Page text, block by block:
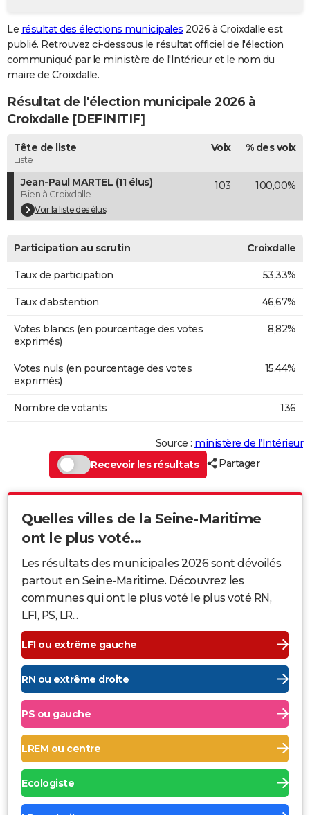
GUIDES D'ACHAT
BONS PLANS
CARTE DE VOEUX
Carte de Noël
Carte Bonne année
Carte Saint-Valentin
Carte Pâques
Carte d'anniversaire
Dictionnaire
Biographies
Citations
Expressions
Proverbes
PROGRAMME TV
COPAINS D'AVANT
S'inscrire
Se connecter
Lycées
Collèges
Primaires
Universités
Entreprises
Service militaire
Avis de recherche
AVIS DE DÉCÈS
FORUM
Le résultat des élections municipales 2026 à Croixdalle est
publié. Retrouvez ci-dessous le résultat officiel de l'élection
communiqué par le ministère de l'Intérieur et le nom du
maire de Croixdalle.
Résultat de l'élection municipale 2026 à
Croixdalle [DEFINITIF]
Tête de liste
Liste
Voix % des voix
Jean-Paul MARTEL (11 élus)
Bien à Croixdalle
Voir la liste des élus
103 100,00%
Participation au scrutin Croixdalle
Taux de participation 53,33%
Taux d'abstention 46,67%
Votes blancs (en pourcentage des votes
exprimés)
8,82%
Votes nuls (en pourcentage des votes
exprimés)
15,44%
Nombre de votants 136
Source : ministère de l’Intérieur
Recevoir les résultats
Partager
Quelles villes de la Seine-Maritime
ont le plus voté...
Les résultats des municipales 2026 sont dévoilés
partout en Seine-Maritime. Découvrez les
communes qui ont le plus voté le plus voté RN,
LFI, PS, LR...
LFI ou extrême gauche
RN ou extrême droite
PS ou gauche
LREM ou centre
Ecologiste